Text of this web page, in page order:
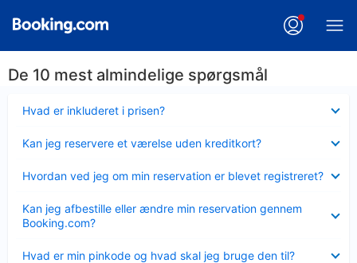
De 10 mest almindelige spørgsmål
Hvad er inkluderet i prisen?
Kan jeg reservere et værelse uden kreditkort?
Hvordan ved jeg om min reservation er blevet registreret?
Kan jeg afbestille eller ændre min reservation gennem
Booking.com?
Hvad er min pinkode og hvad skal jeg bruge den til?